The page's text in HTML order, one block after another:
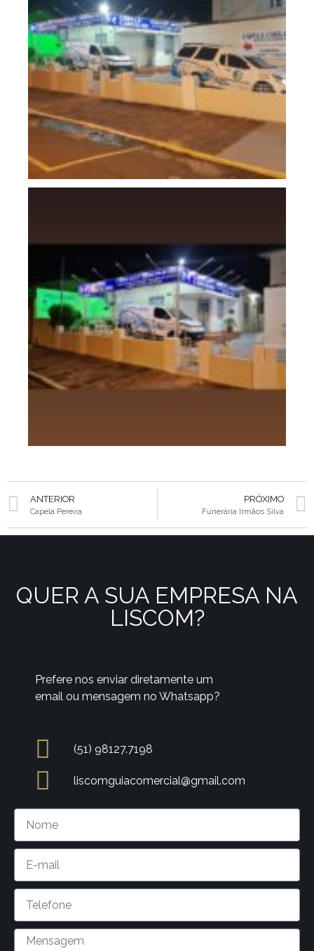
ANTERIOR
Capela Pereira
PRÓXIMO
Funerária Irmãos Silva
QUER A SUA EMPRESA NA
LISCOM?
Prefere nos enviar diretamente um
email ou mensagem no Whatsapp?
(51) 98127.7198
liscomguiacomercial@gmail.com